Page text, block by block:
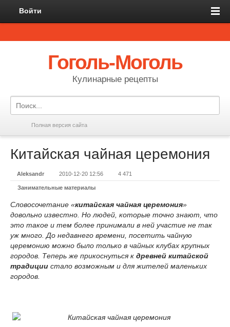
Войти
Гоголь-Моголь
Кулинарные рецепты
Полная версия сайта
Китайская чайная церемония
Aleksandr 2010-12-20 12:56 4 471
Занимательные материалы
Словосочетание «китайская чайная церемония»
довольно известно. Но людей, которые точно знают, что
это такое и тем более принимали в ней участие не так
уж много. До недавнего времени, посетить чайную
церемонию можно было только в чайных клубах крупных
городов. Теперь же прикоснуться к древней китайской
традиции стало возможным и для жителей маленьких
городов.